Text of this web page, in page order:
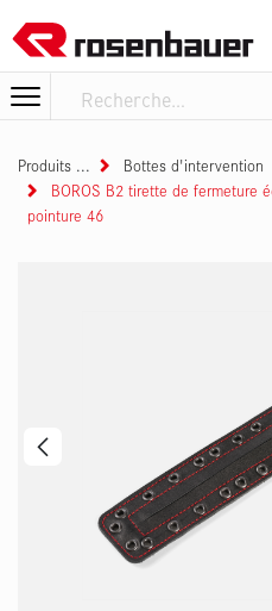
Produits
Bottes d'intervention
BOROS B2 tirette de fermeture
pointure 46